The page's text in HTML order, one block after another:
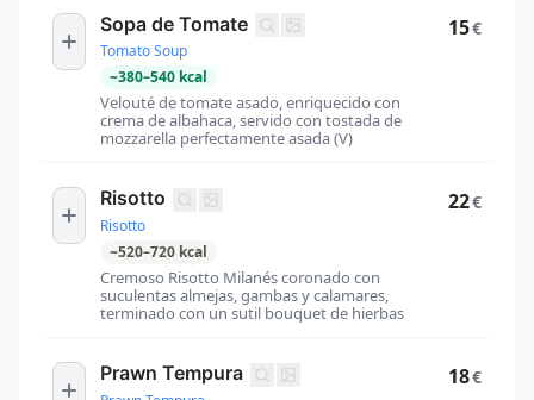
Sopa de Tomate
Tomato Soup
~380–540 kcal
Velouté de tomate asado, enriquecido con
crema de albahaca, servido con tostada de
mozzarella perfectamente asada (V)
15€
Risotto
Risotto
~520–720 kcal
Cremoso Risotto Milanés coronado con
suculentas almejas, gambas y calamares,
terminado con un sutil bouquet de hierbas
22€
Prawn Tempura 18€